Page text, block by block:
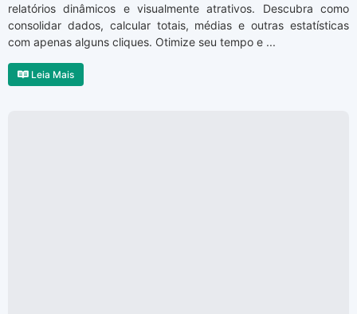
relatórios dinâmicos e visualmente atrativos. Descubra como
consolidar dados, calcular totais, médias e outras estatísticas
com apenas alguns cliques. Otimize seu tempo e ...
Leia Mais